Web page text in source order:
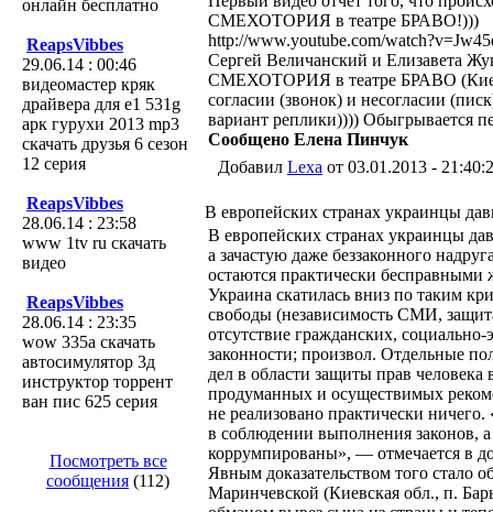
онлайн бесплатно
ReapsVibbes
29.06.14 : 00:46
видеомастер кряк
драйвера для e1 531g
арк гурухи 2013 mp3
скачать друзья 6 сезон
12 серия
ReapsVibbes
28.06.14 : 23:58
www 1tv ru скачать
видео
ReapsVibbes
28.06.14 : 23:35
wow 335а скачать
автосимулятор 3д
инструктор торрент
ван пис 625 серия
Посмотреть все
сообщения (112)
СМЕХОТОРИЯ в театре БРАВО!)))
http://www.youtube.com/
Сергей Величанский и Елизавета
СМЕХОТОРИЯ в театре БРАВО
согласии (звонок) и несогласии
вариант реплики)))) Обыгрывается
Сообщено Елена Пинчук
Добавил Lexa от 03.01.2013 -
В европейских странах украинцы
В европейских странах украинцы
а зачастую даже беззаконного
остаются практически бесправными
Украина скатилась вниз по таким
свободы (независимость СМИ,
отсутствие гражданских,
законности; произвол. Отдельные
дел в области защиты прав
продуманных и осуществимых
не реализовано практически
в соблюдении выполнения законов,
коррумпированы», — отмечается в
Явным доказательством того стало
Маринчевской (Киевская обл., п.